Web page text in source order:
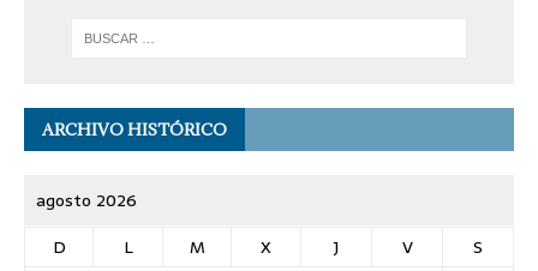
ARCHIVO HISTÓRICO
agosto 2026
D
L M X J V
S